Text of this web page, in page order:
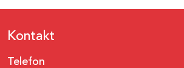
Kontakt
Telefon